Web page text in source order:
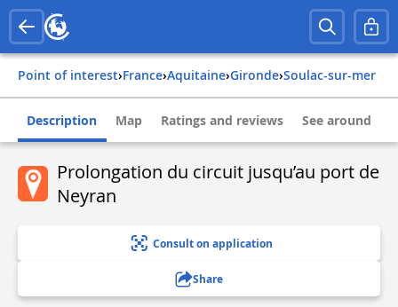
Point of interest› france› aquitaine› gironde› soulac-sur-mer
Description Map Ratings and reviews See around
Prolongation du circuit jusqu’au port de
Neyran
Consult on application
Share